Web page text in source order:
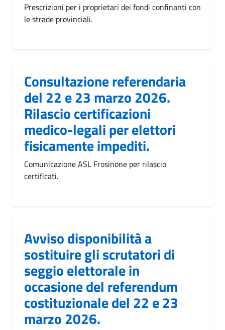
Prescrizioni per i proprietari dei fondi confinanti con
le strade provinciali.
Consultazione referendaria
del 22 e 23 marzo 2026.
Rilascio certificazioni
medico-legali per elettori
fisicamente impediti.
Comunicazione ASL Frosinone per rilascio
certificati.
Avviso disponibilità a
sostituire gli scrutatori di
seggio elettorale in
occasione del referendum
costituzionale del 22 e 23
marzo 2026.